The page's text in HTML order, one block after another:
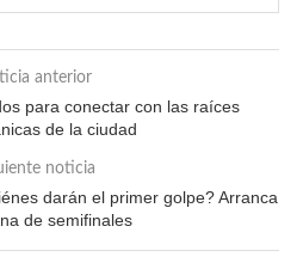
anterior
para conectar con las raíces
de la ciudad
noticia
darán el primer golpe? Arranca
de semifinales